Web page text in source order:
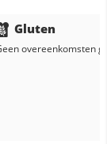
Gluten
overeenkomsten